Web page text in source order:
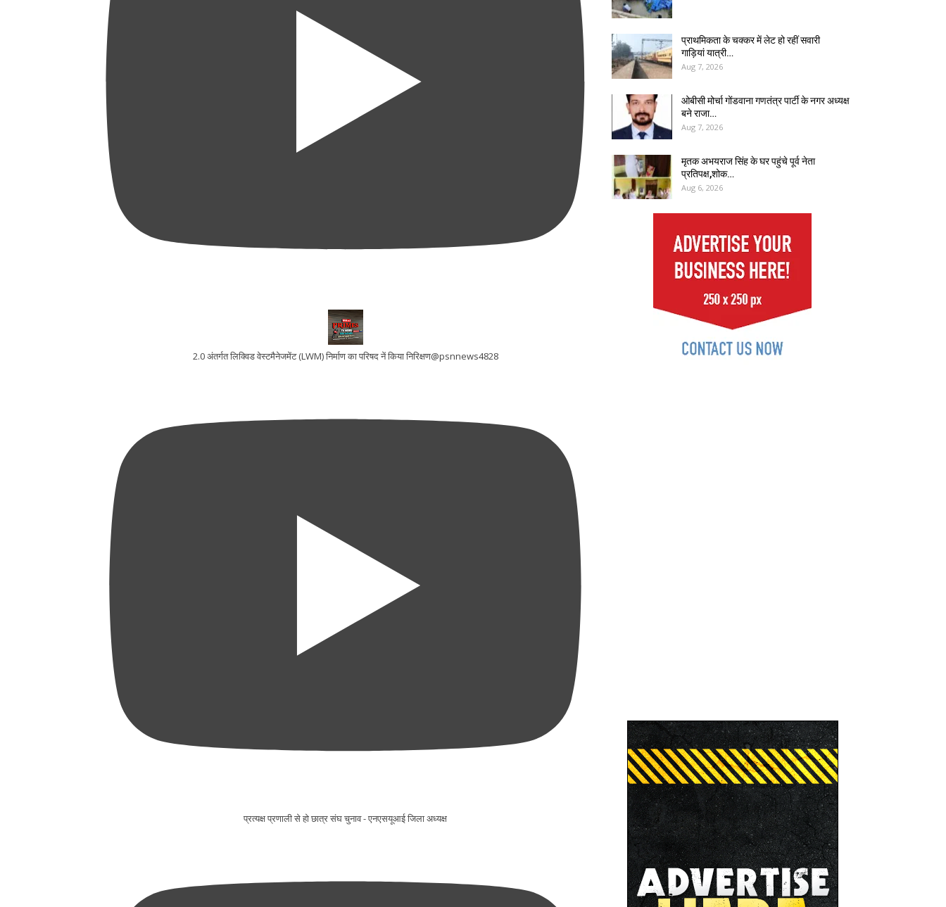
2.0 अंतर्गत लिक्विड वेस्टमैनेजमेंट (LWM) निर्माण का परिषद नें किया निरिक्षण@psnnews4828
प्रत्यक्ष प्रणाली से हो छात्र संघ चुनाव - एनएसयूआई जिला अध्यक्ष
प्राथमिकता के चक्कर में लेट हो रहीं सवारी
गाड़ियां यात्री…
Aug 7, 2026
ओबीसी मोर्चा गोंडवाना गणतंत्र पार्टी के नगर अध्यक्ष
बने राजा…
Aug 7, 2026
मृतक अभयराज सिंह के घर पहुंचे पूर्व नेता
प्रतिपक्ष,शोक…
Aug 6, 2026